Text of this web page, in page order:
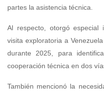
partes la asistencia técnica.
Al respecto, otorgó
visita exploratoria a
durante 2025, para
cooperación técnica en dos
También mencionó la